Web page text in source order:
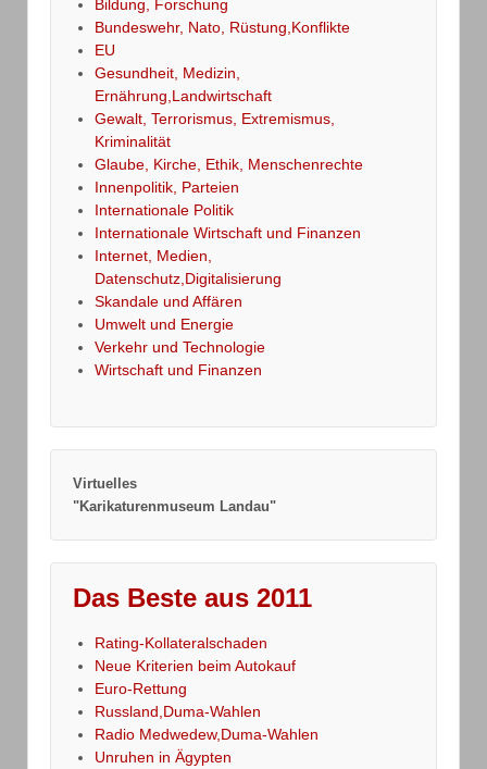
Bildung, Forschung
Bundeswehr, Nato, Rüstung,Konflikte
EU
Gesundheit, Medizin,
Ernährung,Landwirtschaft
Gewalt, Terrorismus, Extremismus,
Kriminalität
Glaube, Kirche, Ethik, Menschenrechte
Innenpolitik, Parteien
Internationale Politik
Internationale Wirtschaft und Finanzen
Internet, Medien,
Datenschutz,Digitalisierung
Skandale und Affären
Umwelt und Energie
Verkehr und Technologie
Wirtschaft und Finanzen
Virtuelles
"Karikaturenmuseum Landau"
Das Beste aus 2011
Rating-Kollateralschaden
Neue Kriterien beim Autokauf
Euro-Rettung
Russland,Duma-Wahlen
Radio Medwedew,Duma-Wahlen
Unruhen in Ägypten